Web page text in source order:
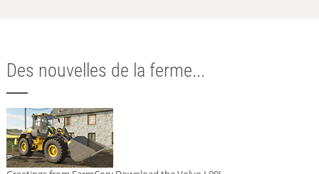
Des nouvelles de la ferme...